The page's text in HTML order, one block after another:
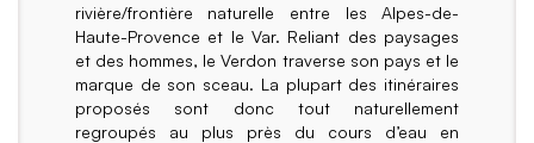
rivière/frontière naturelle entre les Alpes-de-
Haute-Provence et le Var. Reliant des paysages
et des hommes, le Verdon traverse son pays et le
marque de son sceau. La plupart des itinéraires
proposés sont donc tout naturellement
regroupés au plus près du cours d’eau en